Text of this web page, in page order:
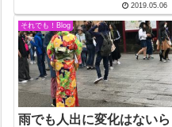
う」ことに合意して分かれたの
だった。久しぶりにタガログ語
の「アマナマミン」が聞ける。
ベトナム語の主の祈りも楽し
み。そうして迎えた復...
2019.05.06
それでも！Blog
雨でも人出に変化はないら